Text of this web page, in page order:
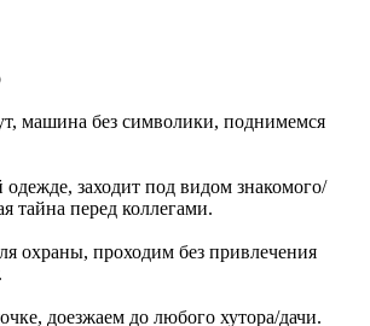
машина без символики, поднимемся
одежде, заходит под видом знакомого/
тайна перед коллегами.
охраны, проходим без привлечения
доезжаем до любого хутора/дачи.